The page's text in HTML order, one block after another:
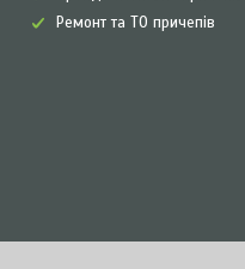
Ремонт та ТО причепів